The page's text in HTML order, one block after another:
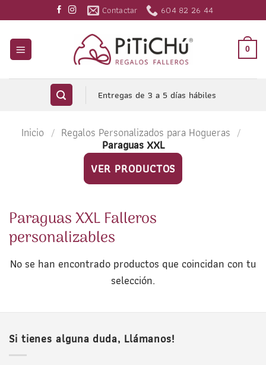
al
contenido
Contactar 604 82 26 44
0
Entregas de 3 a 5 días hábiles
Inicio / Regalos Personalizados para Hogueras /
Paraguas XXL
VER PRODUCTOS
Paraguas XXL Falleros
personalizables
No se han encontrado productos que coincidan con tu
selección.
Si tienes alguna duda, Llámanos!